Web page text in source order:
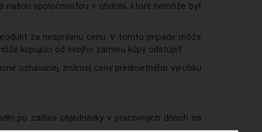
našou spoločnosťou v období, ktoré nemôže byť
za nesprávnu cenu. V tomto prípade môže
kupujúci od svojho zámeru kúpy odstúpiť.
uznávanej, známej ceny predmetného výrobku
po zadaní objednávky v pracovných dňoch na